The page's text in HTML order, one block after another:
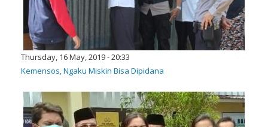
Thursday, 16 May, 2019 - 20:33
Kemensos, Ngaku Miskin Bisa Dipidana